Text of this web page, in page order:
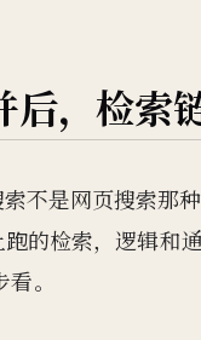
，检索
索不是网页搜索
的检索，逻辑和
。